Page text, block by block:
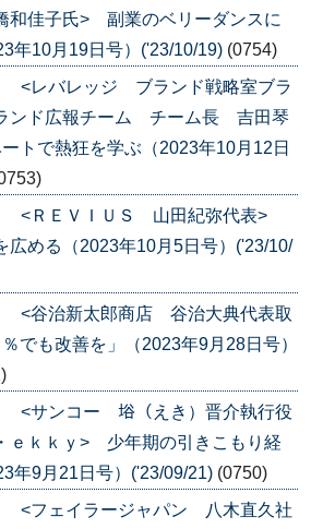
佳子氏> 副業のベリーダンスに
年10月19日号）('23/10/19) (0754)
<レバレッジ ブランド戦略室ブラ
ンド広報チーム チーム長 吉田琴
トで熱狂を学ぶ（2023年10月12日
】 <ＲＥＶＩＵＳ 山田紀弥代表>
広める（2023年10月5日号）('23/10/
<谷治新太郎商店 谷治大典代表取
でも改善を」（2023年9月28日号）
<サンコー 﨏（えき）晋介執行役
ｅｋｋｙ> 少年期の引きこもり経
年9月21日号）('23/09/21) (0750)
<フェイラージャパン 八木直久社